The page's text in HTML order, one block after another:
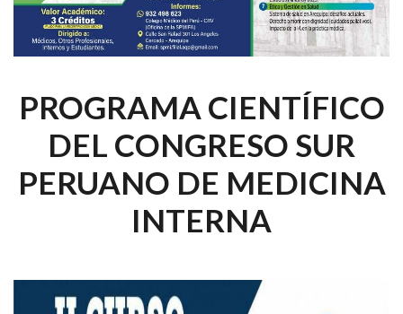
PROGRAMA CIENTÍFICO
DEL CONGRESO SUR
PERUANO DE MEDICINA
INTERNA